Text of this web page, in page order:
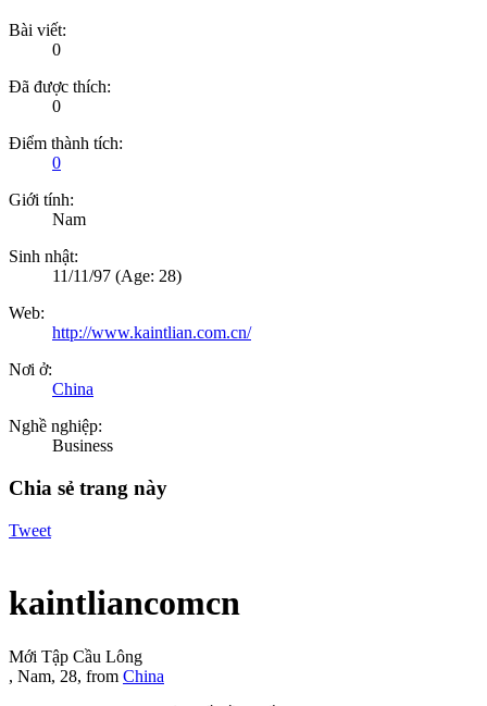
Bài viết:
0
Đã được thích:
0
Điểm thành tích:
0
Giới tính:
Nam
Sinh nhật:
11/11/97 (Age: 28)
Web:
http://www.kaintlian.com.cn/
Nơi ở:
China
Nghề nghiệp:
Business
Chia sẻ trang này
Tweet
kaintliancomcn
Mới Tập Cầu Lông
, Nam, 28, from China